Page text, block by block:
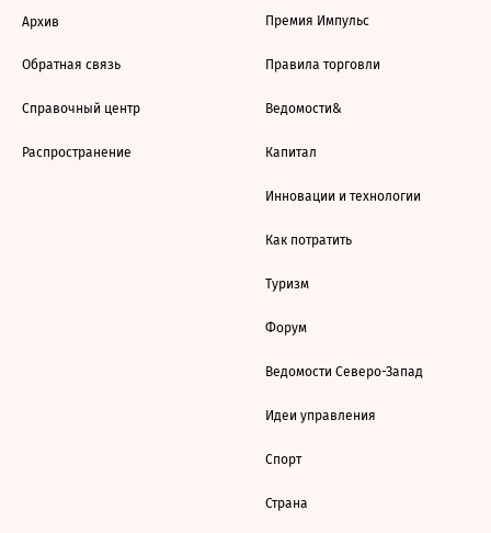
Архив
Обратная связь
Справочный центр
Распространение
Премия Импульс
Правила торговли
Ведомости&
Капитал
Инновации и технологии
Как потратить
Туризм
Форум
Ведомости Северо-Запад
Идеи управления
Спорт
Страна